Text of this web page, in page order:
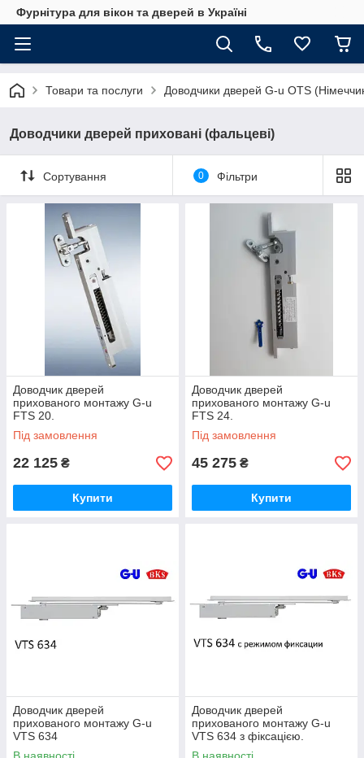
Фурнітура для вікон та дверей в Україні
Товари та послуги Доводчики дверей G-u OTS
Доводчики дверей приховані (фальцеві)
Сортування 0 Фільтри
Доводчик дверей
прихованого монтажу G-u
FTS 20.
Під замовлення
22 125 ₴
Купити
Доводчик дверей
прихованого монтажу G-u
FTS 24.
Під замовлення
45 275 ₴
Купити
Доводчик дверей
прихованого монтажу G-u
VTS 634
Доводчик дверей
прихованого монтажу G-u
VTS 634 з фіксацією.